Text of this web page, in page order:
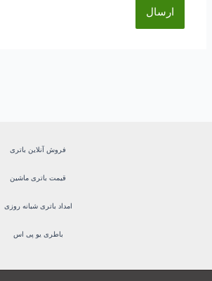
فروش آنلاین باتری
قیمت باتری ماشین
امداد باتری شبانه روزی
باطری یو پی اس